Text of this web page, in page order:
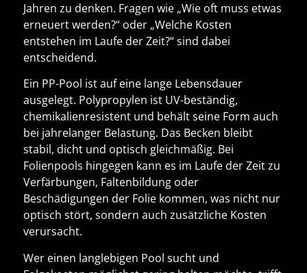
Jahren zu denken. Fragen wie „Wie oft muss etwas
erneuert werden?“ oder „Welche Kosten
entstehen im Laufe der Zeit?“ sind dabei
entscheidend.
Ein PP-Pool ist auf eine lange Lebensdauer
ausgelegt. Polypropylen ist UV-beständig,
chemikalienresistent und behält seine Form auch
bei jahrelanger Belastung. Das Becken bleibt
stabil, dicht und optisch gleichmäßig. Bei
Folienpools hingegen kann es im Laufe der Zeit zu
Verfärbungen, Faltenbildung oder
Beschädigungen der Folie kommen, was nicht nur
optisch stört, sondern auch zusätzliche Kosten
verursacht.
Wer einen langlebigen Pool sucht und